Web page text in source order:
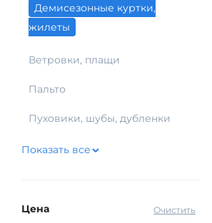
Демисезонные куртки,
жилеты
Ветровки, плащи
Пальто
Пуховики, шубы, дубленки
Показать все
Очистить
Цена